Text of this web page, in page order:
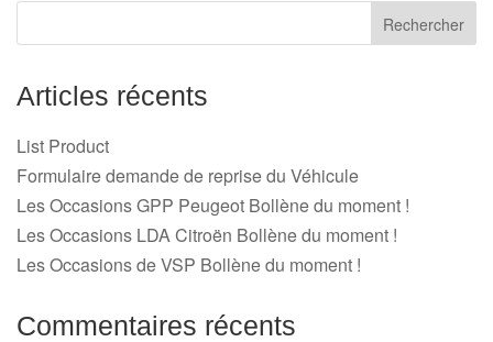
Articles récents
List Product
Formulaire demande de reprise du Véhicule
Les Occasions GPP Peugeot Bollène du moment !
Les Occasions LDA Citroën Bollène du moment !
Les Occasions de VSP Bollène du moment !
Commentaires récents